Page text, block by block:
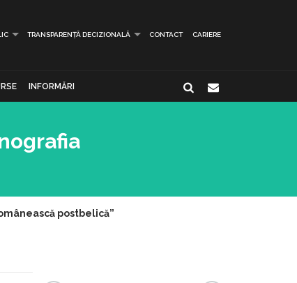
TRANSPARENȚĂ DECIZIONALĂ CONTACT CARIERE
INFORMĂRI
postbelică”